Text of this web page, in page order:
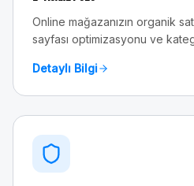
Online mağazanızın organik
sayfası optimizasyonu ve
Detaylı Bilgi